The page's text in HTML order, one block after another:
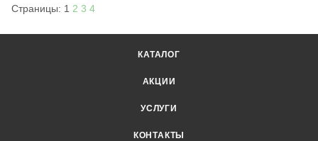
Страницы: 1 2 3 4
КАТАЛОГ
АКЦИИ
УСЛУГИ
КОНТАКТЫ